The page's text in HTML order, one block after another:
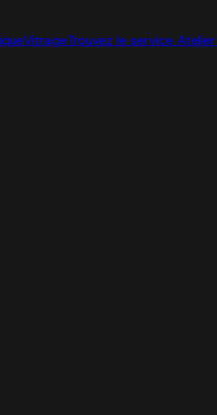
VitrageTrouvez le service